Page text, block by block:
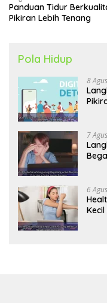
Panduan Tidur
Pikiran Lebih Tenang
Pola Hidup
8
7
6